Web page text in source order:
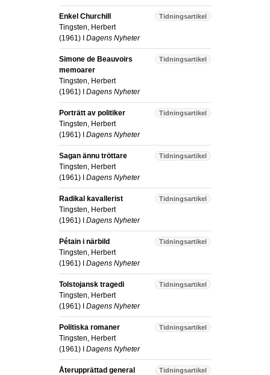
Tidningsartikel
Enkel Churchill
Tingsten, Herbert
(1961) I Dagens Nyheter
Tidningsartikel
Simone de Beauvoirs
memoarer
Tingsten, Herbert
(1961) I Dagens Nyheter
Tidningsartikel
Porträtt av politiker
Tingsten, Herbert
(1961) I Dagens Nyheter
Tidningsartikel
Sagan ännu tröttare
Tingsten, Herbert
(1961) I Dagens Nyheter
Tidningsartikel
Radikal kavallerist
Tingsten, Herbert
(1961) I Dagens Nyheter
Tidningsartikel
Pétain i närbild
Tingsten, Herbert
(1961) I Dagens Nyheter
Tidningsartikel
Tolstojansk tragedi
Tingsten, Herbert
(1961) I Dagens Nyheter
Tidningsartikel
Politiska romaner
Tingsten, Herbert
(1961) I Dagens Nyheter
Tidningsartikel
Återupprättad general